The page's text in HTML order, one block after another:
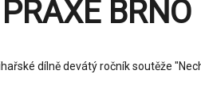
BRNO
dílně devátý ročník soutěže